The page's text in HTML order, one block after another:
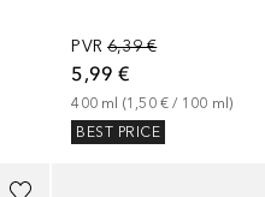
PVR 6,39 €
5,99 €
400 ml (1,50 € / 100 ml)
BEST PRICE